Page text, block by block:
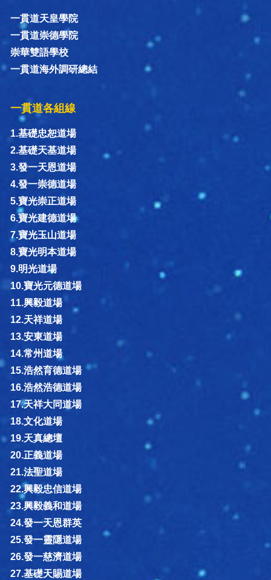
一貫道天皇學院
一貫道崇德學院
崇華雙語學校
一貫道海外調研總結
一貫道各組線
1.基礎忠恕道場
2.基礎天基道場
3.發一天恩道場
4.發一崇德道場
5.寶光崇正道場
6.寶光建德道場
7.寶光玉山道場
8.寶光明本道場
9.明光道場
10.寶光元德道場
11.興毅道場
12.天祥道場
13.安東道場
14.常州道場
15.浩然育德道場
16.浩然浩德道場
17.天祥大同道場
18.文化道場
19.天真總壇
20.正義道場
21.法聖道場
22.興毅忠信道場
23.興毅義和道場
24.發一天恩群英
25.發一靈隱道場
26.發一慈濟道場
27.基礎天賜道場